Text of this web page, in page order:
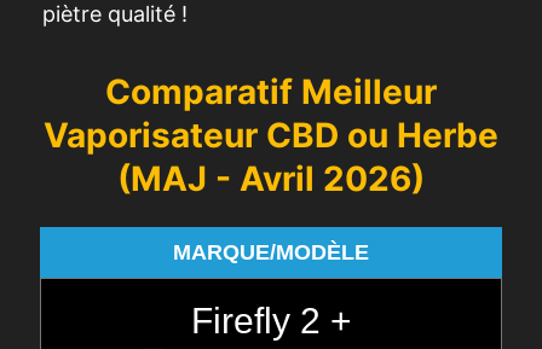
piètre qualité !
Comparatif Meilleur
Vaporisateur CBD ou Herbe
(MAJ - Avril 2026)
MARQUE/MODÈLE
Firefly 2 +